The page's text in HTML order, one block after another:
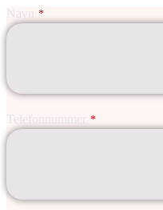
Navn *
Telefonnummer *